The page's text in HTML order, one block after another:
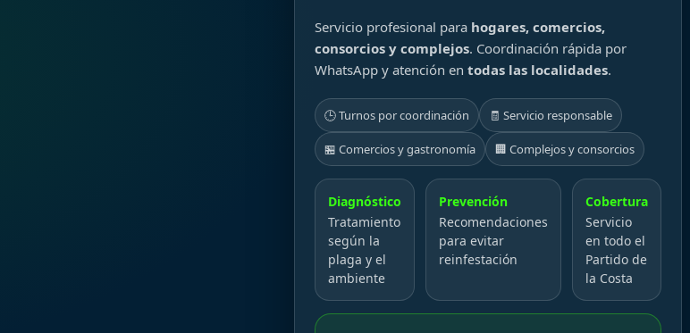
Servicio profesional para hogares, comercios,
consorcios y complejos. Coordinación rápida por
WhatsApp y atención en todas las localidades.
🕒 Turnos por coordinación 🧾 Servicio responsable
🏪 Comercios y gastronomía 🏢 Complejos y consorcios
Diagnóstico
Tratamiento
según la
plaga y el
ambiente
Prevención
Recomendaciones
para evitar
reinfestación
Cobertura
Servicio
en todo el
Partido de
la Costa